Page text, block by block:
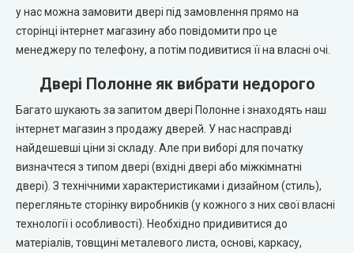
у нас можна замовити двері під замовлення прямо на
сторінці інтернет магазину або повідомити про це
менеджеру по телефону, а потім подивитися її на власні очі.
Двері Полонне як вибрати недорого
Багато шукають за запитом двері Полонне і знаходять наш
інтернет магазин з продажу дверей. У нас насправді
найдешевші ціни зі складу. Але при виборі для початку
визначтеся з типом двері (вхідні двері або міжкімнатні
двері). З технічними характеристиками і дизайном (стиль),
перегляньте сторінку виробників (у кожного з них свої власні
технології і особливості). Необхідно придивитися до
матеріалів, товщині металевого листа, основі, каркасу,